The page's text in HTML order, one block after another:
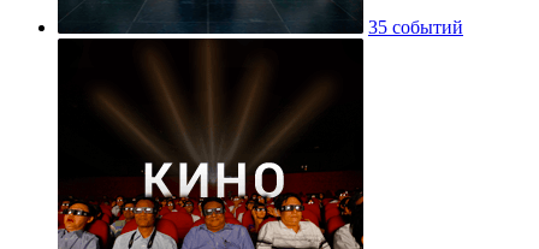
35 событий